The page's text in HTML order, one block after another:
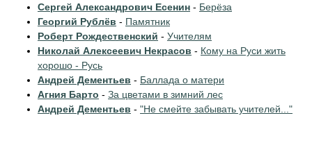
Сергей Александрович Есенин - Берёза
Георгий Рублёв - Памятник
Роберт Рождественский - Учителям
Николай Алексеевич Некрасов - Кому на Руси жить
хорошо - Русь
Андрей Дементьев - Баллада о матери
Агния Барто - За цветами в зимний лес
Андрей Дементьев - "Не смейте забывать учителей..."